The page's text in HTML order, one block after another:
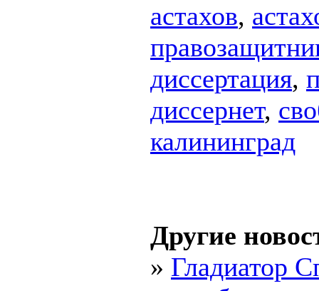
астахов,
диссертация,
диссернет,
калининград
Другие
» Гладиатор